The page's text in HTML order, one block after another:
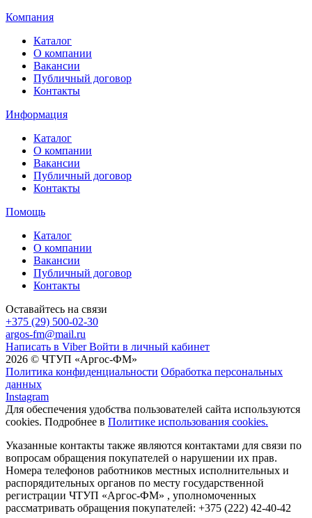
Компания
Каталог
О компании
Вакансии
Публичный договор
Контакты
Информация
Каталог
О компании
Вакансии
Публичный договор
Контакты
Помощь
Каталог
О компании
Вакансии
Публичный договор
Контакты
Оставайтесь на связи
+375 (29) 500-02-30
argos-fm@mail.ru
Написать в Viber Войти в личный кабинет
2026 © ЧТУП «Аргос-ФМ»
Политика конфиденциальности Обработка персональных
данных
Instagram
Для обеспечения удобства пользователей сайта используются
cookies. Подробнее в Политике использования cookies.
Указанные контакты также являются контактами для связи по
вопросам обращения покупателей о нарушении их прав.
Номера телефонов работников местных исполнительных и
распорядительных органов по месту государственной
регистрации ЧТУП «Аргос-ФМ» , уполномоченных
рассматривать обращения покупателей: +375 (222) 42-40-42